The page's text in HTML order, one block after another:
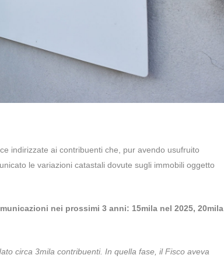
indirizzate ai contribuenti che, pur avendo usufruito
le variazioni catastali dovute sugli immobili oggetto
nei prossimi 3 anni: 15mila nel 2025, 20mila
circa 3mila contribuenti. In quella fase, il Fisco aveva